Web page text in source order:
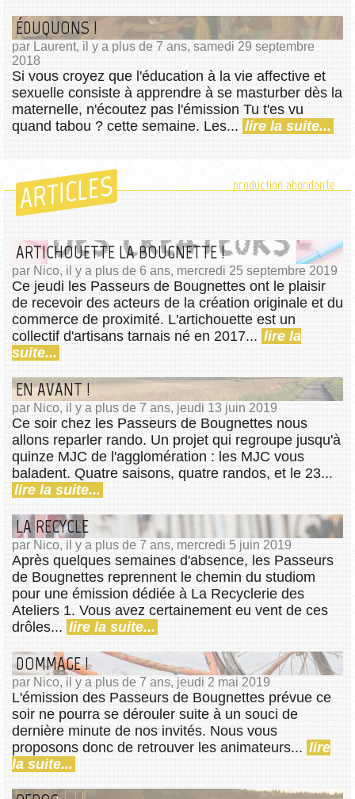
ÉDUQUONS !
par Laurent, il y a plus de 7 ans, samedi 29 septembre
2018
Si vous croyez que l'éducation à la vie affective et
sexuelle consiste à apprendre à se masturber dès la
maternelle, n'écoutez pas l'émission Tu t'es vu
quand tabou ? cette semaine. Les... lire la suite...
ARTICLES production abondante
ARTICHOUETTE LA BOUGNETTE !
par Nico, il y a plus de 6 ans, mercredi 25 septembre 2019
Ce jeudi les Passeurs de Bougnettes ont le plaisir
de recevoir des acteurs de la création originale et du
commerce de proximité. L'artichouette est un
collectif d'artisans tarnais né en 2017... lire la
suite...
EN AVANT !
par Nico, il y a plus de 7 ans, jeudi 13 juin 2019
Ce soir chez les Passeurs de Bougnettes nous
allons reparler rando. Un projet qui regroupe jusqu'à
quinze MJC de l'agglomération : les MJC vous
baladent. Quatre saisons, quatre randos, et le 23...
lire la suite...
LA RECYCLE
par Nico, il y a plus de 7 ans, mercredi 5 juin 2019
Après quelques semaines d'absence, les Passeurs
de Bougnettes reprennent le chemin du studiom
pour une émission dédiée à La Recyclerie des
Ateliers 1. Vous avez certainement eu vent de ces
drôles... lire la suite...
DOMMAGE !
par Nico, il y a plus de 7 ans, jeudi 2 mai 2019
L'émission des Passeurs de Bougnettes prévue ce
soir ne pourra se dérouler suite à un souci de
dernière minute de nos invités. Nous vous
proposons donc de retrouver les animateurs... lire
la suite...